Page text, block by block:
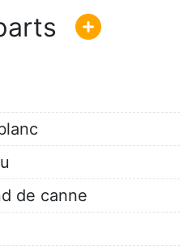
de canne